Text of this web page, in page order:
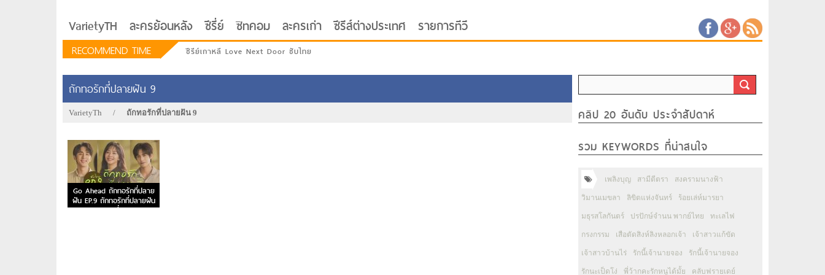
VarietyTH ละครย้อนหลัง ซีรี่ย์ ซิทคอม ละครเก่า ซีรีส์ต่างประเทศ รายการทีวี
RECOMMEND TIME ซีรีย์เกาหลี Love Next Door ซับไทย
ถักทอรักที่ปลายฝัน 9
VarietyTh / ถักทอรักที่ปลายฝัน 9
Go Ahead ถักทอรักที่ปลาย
ฝัน EP.9 ถักทอรักที่ปลายฝัน
ตอนที่ 9
คลิป 20 อันดับ ประจำสัปดาห์
รวม KEYWORDS ที่น่าสนใจ
เพลิงบุญ สามีตีตรา สงครามนางฟ้า
วิมานเมขลา ลิขิตแห่งจันทร์ ร้อยเล่ห์มารยา
มธุรสโลกันตร์ ปรปักษ์จำนน พากย์ไทย ทะเลไฟ
กรงกรรม เสือตัดสิงห์ลิงหลอกเจ้า เจ้าสาวแก้ขัด
เจ้าสาวบ้านไร่ รักนี้เจ้านายจอง รักนี้เจ้านายจอง
รักนะเป็ดโง่ พี่ว้ากคะรักหนูได้มั้ย คลับฟรายเดย์